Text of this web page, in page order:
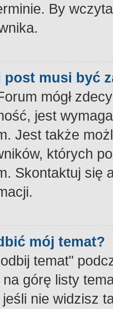
By
post musi być
mógł
jest
Jest także
których
Skontaktuj się
mój temat?
temat"
górę listy
nie widzisz